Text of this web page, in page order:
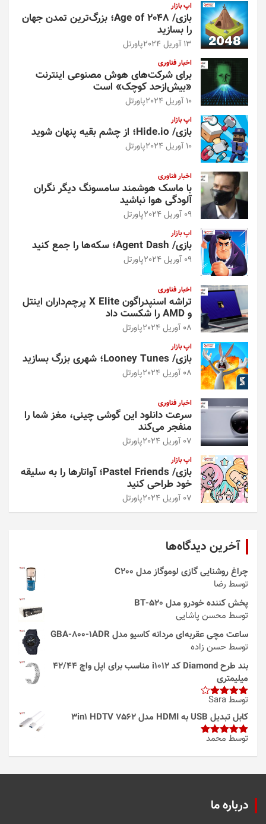
اپ بازار
بازی/ Age of 2048؛ بزرگ‌ترین تمدن جهان
را بسازید
13 آوریل 2024 پاورتل
اخبار فناوری
برای شرکت‌های هوش مصنوعی اینترنت
«بیش‌از‌حد کوچک» است
10 آوریل 2024 پاورتل
اپ بازار
بازی/ Hide.io؛ از چشم بقیه پنهان شوید
10 آوریل 2024 پاورتل
اخبار فناوری
با ماسک هوشمند سامسونگ دیگر نگران
آلودگی هوا نباشید
09 آوریل 2024 پاورتل
اپ بازار
بازی/ Agent Dash؛ سکه‌ها را جمع کنید
09 آوریل 2024 پاورتل
اخبار فناوری
تراشه اسنپدراگون X Elite پرچم‌داران اینتل
و AMD را شکست داد
08 آوریل 2024 پاورتل
اپ بازار
بازی/ Looney Tunes؛ شهری بزرگ بسازید
08 آوریل 2024 پاورتل
اخبار فناوری
سرعت دانلود این گوشی چینی، مغز شما را
منفجر می‌کند
07 آوریل 2024 پاورتل
اپ بازار
بازی/ Pastel Friends؛ آواتارها را به سلیقه
خود طراحی کنید
07 آوریل 2024 پاورتل
آخرین دیدگاه‌ها
چراغ روشنایی گازی لوموگاز مدل C200
توسط رضا
پخش کننده خودرو مدل 520-BT
توسط محسن پاشایی
ساعت مچی عقربه‌ای مردانه کاسیو مدل GBA-800-1ADR
توسط حسن زاده
بند طرح Diamond کد i1012 مناسب برای اپل واچ 42/44
میلیمتری
امتیاز4
از 5
توسط Sara
کابل تبدیل USB به HDMI مدل 3in1 HDTV 7562
امتیاز5از
توسط محمد
درباره ما